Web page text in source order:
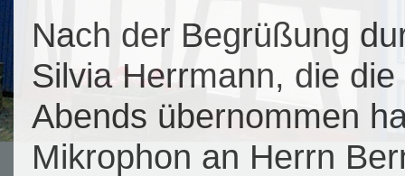
Nach der Begrüßung
Silvia Herrmann, die
Abends übernommen
Mikrophon an Herrn